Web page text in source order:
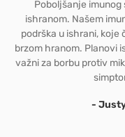
Poboljšanje
ishranom. Našem
podrška u ishrani, koje
brzom hranom. Planovi
važni za borbu protiv
-